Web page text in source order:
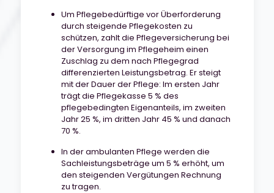
Um Pflegebedürftige vor Überforderung
durch steigende Pflegekosten zu
schützen, zahlt die Pflegeversicherung bei
der Versorgung im Pflegeheim einen
Zuschlag zu dem nach Pflegegrad
differenzierten Leistungsbetrag. Er steigt
mit der Dauer der Pflege: Im ersten Jahr
trägt die Pflegekasse 5 % des
pflegebedingten Eigenanteils, im zweiten
Jahr 25 %, im dritten Jahr 45 % und danach
70 %.
In der ambulanten Pflege werden die
Sachleistungsbeträge um 5 % erhöht, um
den steigenden Vergütungen Rechnung
zu tragen.